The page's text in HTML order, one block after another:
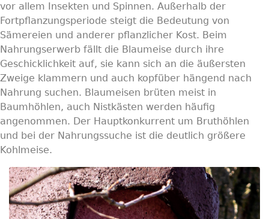
vor allem Insekten und Spinnen. Außerhalb der
Fortpflanzungsperiode steigt die Bedeutung von
Sämereien und anderer pflanzlicher Kost. Beim
Nahrungserwerb fällt die Blaumeise durch ihre
Geschicklichkeit auf, sie kann sich an die äußersten
Zweige klammern und auch kopfüber hängend nach
Nahrung suchen. Blaumeisen brüten meist in
Baumhöhlen, auch Nistkästen werden häufig
angenommen. Der Hauptkonkurrent um Bruthöhlen
und bei der Nahrungssuche ist die deutlich größere
Kohlmeise.